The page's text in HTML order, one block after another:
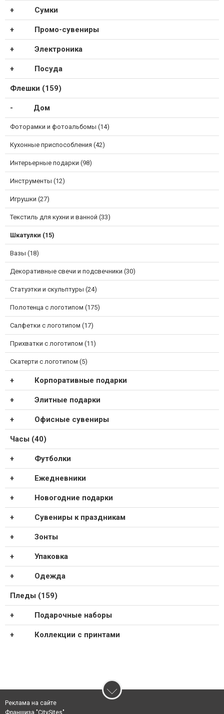
Сумки
Промо-сувениры
Электроника
Посуда
Флешки (159)
Дом
Фоторамки и фотоальбомы (14)
Кухонные приспособления (42)
Интерьерные подарки (98)
Инструменты (12)
Игрушки (27)
Текстиль для кухни и ванной (33)
Шкатулки (15)
Вазы (18)
Декоративные свечи и подсвечники (30)
Статуэтки и скульптуры (24)
Полотенца с логотипом (175)
Салфетки с логотипом (17)
Прихватки с логотипом (11)
Скатерти с логотипом (5)
Корпоративные подарки
Элитные подарки
Офисные сувениры
Часы (40)
Футболки
Ежедневники
Новогодние подарки
Сувениры к праздникам
Зонты
Упаковка
Одежда
Пледы (159)
Подарочные наборы
Коллекции с принтами
Реклама на сайте
Франшиза "CitySites"